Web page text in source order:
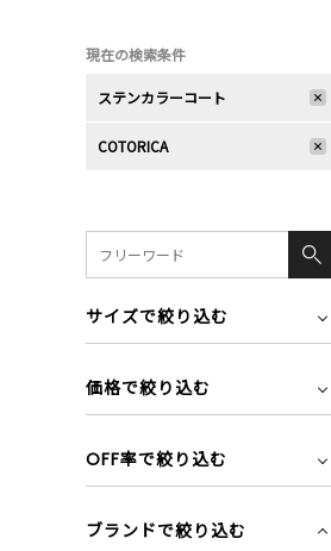
現在の検索条件
ステンカラーコート
COTORICA
サイズで絞り込む
価格で絞り込む
OFF率で絞り込む
ブランドで絞り込む